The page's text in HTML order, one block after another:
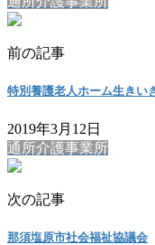
前の記事
特別養護老人ホーム生きい
2019年3月12日
通所介護事業所
次の記事
那須塩原市社会福祉協議会